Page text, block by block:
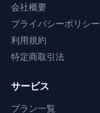
会社概要
プライバシーポリシー
利用規約
特定商取引法
サービス
プラン一覧